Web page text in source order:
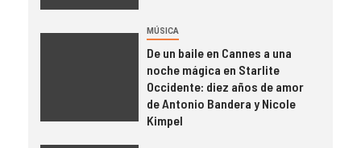
MÚSICA
De un baile en Cannes a una
noche mágica en Starlite
Occidente: diez años de amor
de Antonio Bandera y Nicole
Kimpel